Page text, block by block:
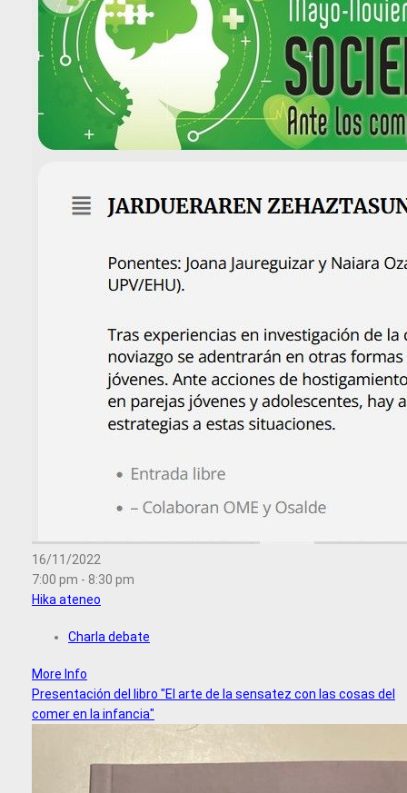
16/11/2022
7:00 pm - 8:30 pm
Hika ateneo
Charla debate
More Info
Presentación del libro "El arte de la sensatez con las cosas del
comer en la infancia"